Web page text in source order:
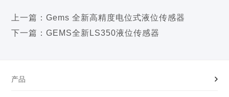
上一篇：Gems 全新高精度电位式液位传感器
下一篇：GEMS全新LS350液位传感器
产品